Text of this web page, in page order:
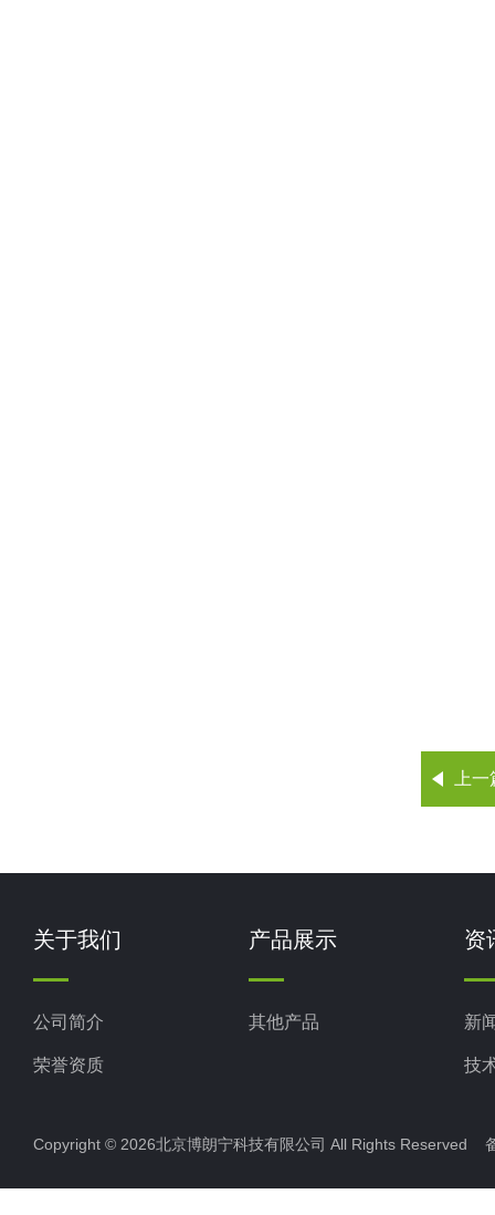
上
关于我们
公司简介
荣誉资质
产品展示
其他产品
资
新
技
Copyright © 2026北京博朗宁科技有限公司 All Rights Reserved